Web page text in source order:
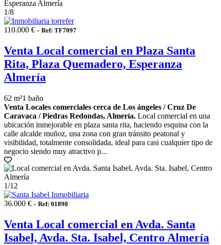
1/8
110.000 € - Ref: TF7097
Venta Local comercial en Plaza Santa
Rita, Plaza Quemadero, Esperanza
Almería
62 m²1 baño
Venta Locales comerciales cerca de Los ángeles / Cruz De
Caravaca / Piedras Redondas, Almería. Local comercial en una
ubicación inmejorable en plaza santa rita, haciendo esquina con la
calle alcalde muñoz, una zona con gran tránsito peatonal y
visibilidad, totalmente consolidada, ideal para casi cualquier tipo de
negocio siendo muy atractivo p...
1/12
36.000 € - Ref: 01890
Venta Local comercial en Avda. Santa
Isabel, Avda. Sta. Isabel, Centro Almería